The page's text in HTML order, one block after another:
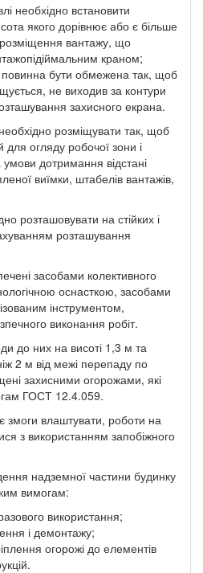
необхідно встановити
якого дорівнює або є більше
вантажу, що
краном;
бути обмежена так, щоб
не виходив за контури
захисного екрана.
розміщувати так, щоб
для огляду робочої зони і
дотримання відстані
виїмки, штабелів вантажів,
розташовувати на стійких і
розташування
засобами колективного
оснасткою, засобами
інструментом,
виконання робіт.
до них на висоті 1,3 м та
2 м від межі перепаду по
захисними огорожами, які
ГОСТ 12.4.059.
влаштувати, роботи на
з використанням запобіжного
надземної частини будинку
вимогам:
використання;
і демонтажу;
огорожі до елементів